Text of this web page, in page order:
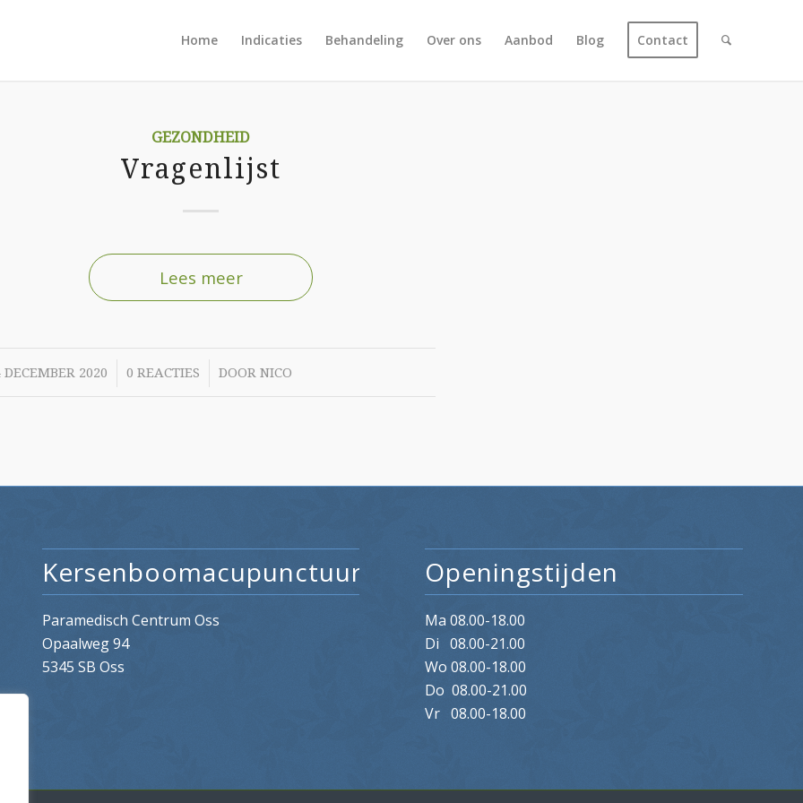
Home Indicaties Behandeling Over ons Aanbod Blog Contact
GEZONDHEID
Vragenlijst
Lees meer
DECEMBER 2020
/ 0 REACTIES
/ DOOR NICO
Kersenboomacupunctuur
Paramedisch Centrum Oss
Opaalweg 94
5345 SB Oss
Openingstijden
Ma 08.00-18.00
Di 08.00-21.00
Wo 08.00-18.00
Do 08.00-21.00
Vr 08.00-18.00